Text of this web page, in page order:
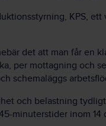
KPS,
det att man får en
per mottagning och
schemaläggs
och belastning
minuterstider inom 14